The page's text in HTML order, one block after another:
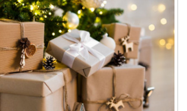
Rate
off, selected
settings
, opens subtitles